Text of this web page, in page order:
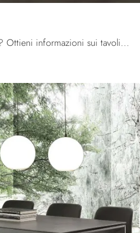
Vuoi valorizzare spazi design? Ottieni informazioni sui tavoli design allungabili: il modello da cucina SpiderINO ti aspetta.